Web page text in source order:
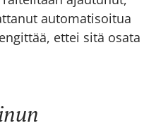
automatisoitua
ettei sitä osata